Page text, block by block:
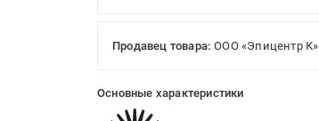
Продавец товара: ООО «Эпицентр К»
Основные характеристики